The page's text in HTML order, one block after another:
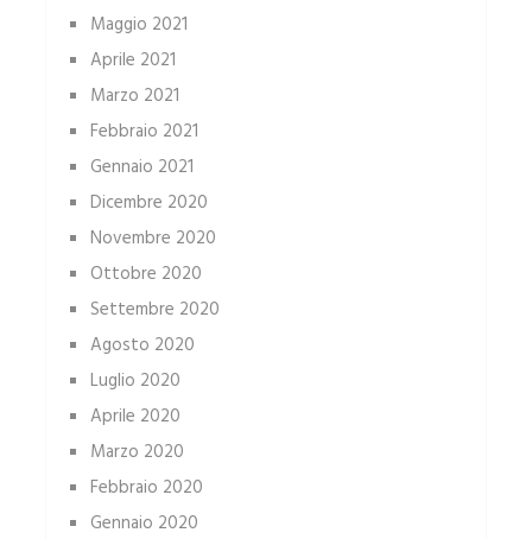
Maggio 2021
Aprile 2021
Marzo 2021
Febbraio 2021
Gennaio 2021
Dicembre 2020
Novembre 2020
Ottobre 2020
Settembre 2020
Agosto 2020
Luglio 2020
Aprile 2020
Marzo 2020
Febbraio 2020
Gennaio 2020